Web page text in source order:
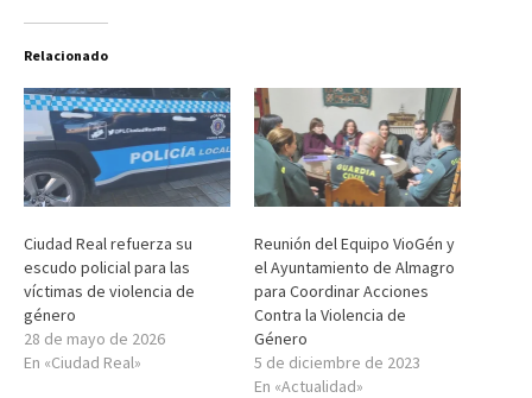
Relacionado
Ciudad Real refuerza su
escudo policial para las
víctimas de violencia de
género
28 de mayo de 2026
En «Ciudad Real»
Reunión del Equipo VioGén y
el Ayuntamiento de Almagro
para Coordinar Acciones
Contra la Violencia de
Género
5 de diciembre de 2023
En «Actualidad»